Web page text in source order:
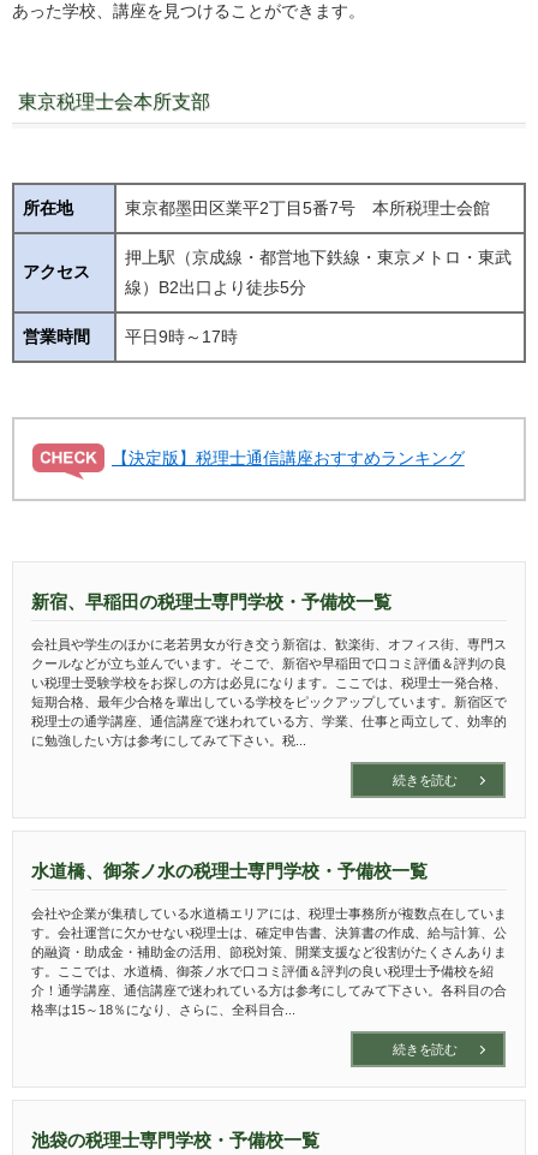
あった学校、講座を見つけることができます。
東京税理士会本所支部
所在地 東京都墨田区業平2丁目5番7号 本所税理士会館
アクセス
押上駅（京成線・都営地下鉄線・東京メトロ・東武
線）B2出口より徒歩5分
営業時間 平日9時～17時
【決定版】税理士通信講座おすすめランキング
新宿、早稲田の税理士専門学校・予備校一覧
会社員や学生のほかに老若男女が行き交う新宿は、歓楽街、オフィス街、専門ス
クールなどが立ち並んでいます。そこで、新宿や早稲田で口コミ評価＆評判の良
い税理士受験学校をお探しの方は必見になります。ここでは、税理士一発合格、
短期合格、最年少合格を輩出している学校をピックアップしています。新宿区で
税理士の通学講座、通信講座で迷われている方、学業、仕事と両立して、効率的
に勉強したい方は参考にしてみて下さい。税...
続きを読む
水道橋、御茶ノ水の税理士専門学校・予備校一覧
会社や企業が集積している水道橋エリアには、税理士事務所が複数点在していま
す。会社運営に欠かせない税理士は、確定申告書、決算書の作成、給与計算、公
的融資・助成金・補助金の活用、節税対策、開業支援など役割がたくさんありま
す。ここでは、水道橋、御茶ノ水で口コミ評価＆評判の良い税理士予備校を紹
介！通学講座、通信講座で迷われている方は参考にしてみて下さい。各科目の合
格率は15～18％になり、さらに、全科目合...
続きを読む
池袋の税理士専門学校・予備校一覧